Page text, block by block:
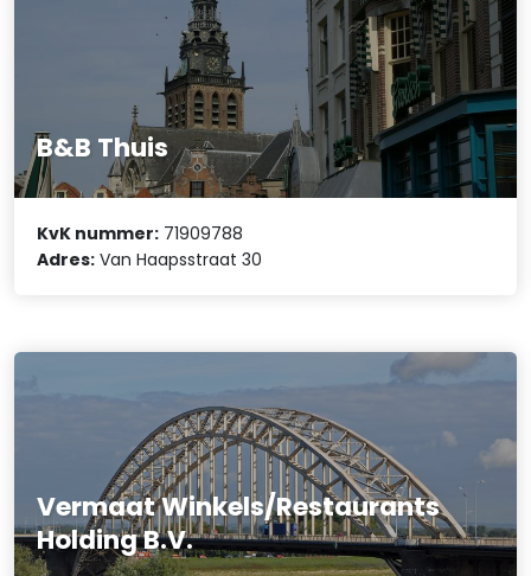
B&B Thuis
KvK nummer: 71909788
Adres: Van Haapsstraat 30
Vermaat Winkels/Restaurants
Holding B.V.